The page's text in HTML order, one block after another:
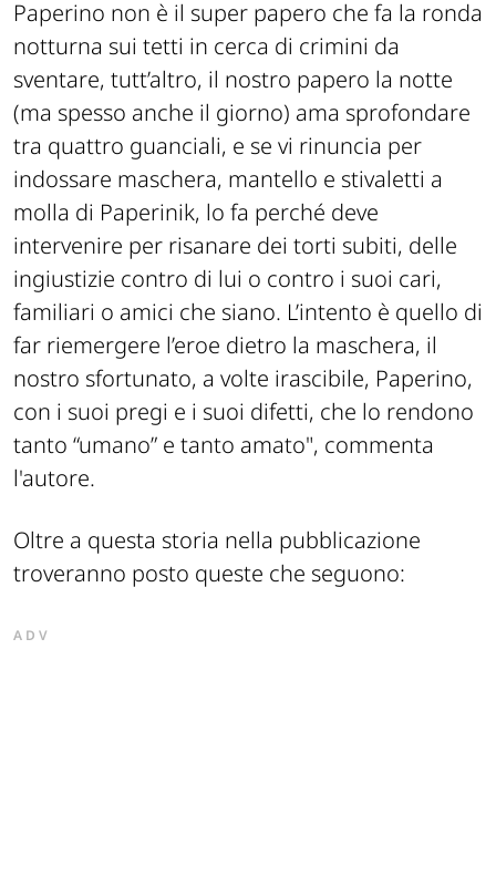
Paperino non è il super papero che fa la ronda
notturna sui tetti in cerca di crimini da
sventare, tutt’altro, il nostro papero la notte
(ma spesso anche il giorno) ama sprofondare
tra quattro guanciali, e se vi rinuncia per
indossare maschera, mantello e stivaletti a
molla di Paperinik, lo fa perché deve
intervenire per risanare dei torti subiti, delle
ingiustizie contro di lui o contro i suoi cari,
familiari o amici che siano. L’intento è quello di
far riemergere l’eroe dietro la maschera, il
nostro sfortunato, a volte irascibile, Paperino,
con i suoi pregi e i suoi difetti, che lo rendono
tanto “umano” e tanto amato", commenta
l'autore.
Oltre a questa storia nella pubblicazione
troveranno posto queste che seguono:
ADV